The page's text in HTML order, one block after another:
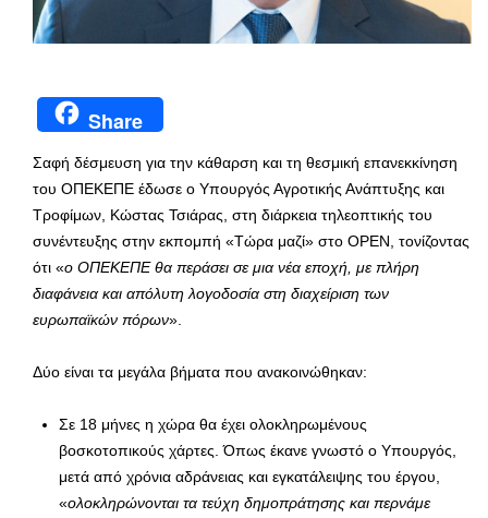
Share
Σαφή δέσμευση για την κάθαρση και τη θεσμική επανεκκίνηση
του ΟΠΕΚΕΠΕ έδωσε ο Υπουργός Αγροτικής Ανάπτυξης και
Τροφίμων, Κώστας Τσιάρας, στη διάρκεια τηλεοπτικής του
συνέντευξης στην εκπομπή «Τώρα μαζί» στο ΟPEN, τονίζοντας
ότι «ο ΟΠΕΚΕΠΕ θα περάσει σε μια νέα εποχή, με πλήρη
διαφάνεια και απόλυτη λογοδοσία στη διαχείριση των
ευρωπαϊκών πόρων».
Δύο είναι τα μεγάλα βήματα που ανακοινώθηκαν:
Σε 18 μήνες η χώρα θα έχει ολοκληρωμένους
βοσκοτοπικούς χάρτες. Όπως έκανε γνωστό ο Υπουργός,
μετά από χρόνια αδράνειας και εγκατάλειψης του έργου,
«ολοκληρώνονται τα τεύχη δημοπράτησης και περνάμε